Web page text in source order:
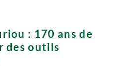
: 170 ans de
des outils